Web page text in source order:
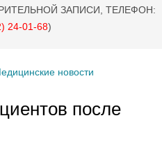
ЗАПИСИ, ТЕЛЕФОН:
24-01-68)
новости
после